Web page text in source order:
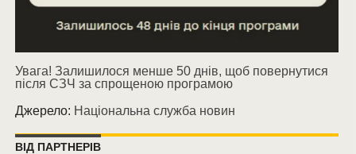
Увага! Залишилося менше 50 днів, щоб повернутися
після СЗЧ за спрощеною програмою
Джерело: Національна служба новин
ВІД ПАРТНЕРІВ